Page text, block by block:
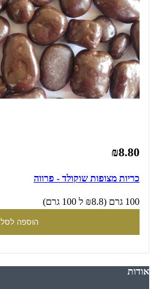
₪8.80
כריות מצופות שוקולד - פרווה
100 גרם (₪8.8 ל 100 גרם)
הוספה לסל
אודות